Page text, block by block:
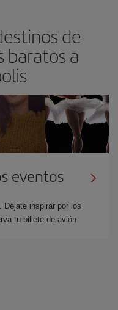
de
baratos a
eventos
inspirar por los
tu billete de avión